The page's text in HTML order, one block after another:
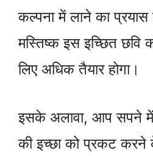
कल्पना में लाने का
मस्तिष्क इस इच्छित
लिए अधिक तैयार होगा।
इसके अलावा, आप सपने
की इच्छा को प्रकट करने